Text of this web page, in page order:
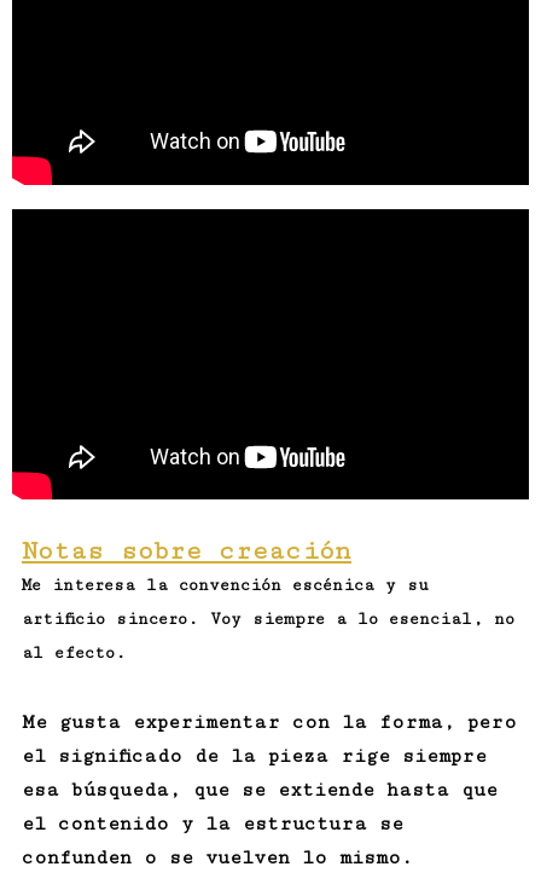
Notas sobre creación
Me interesa la convención escénica y su
artificio sincero. Voy siempre a lo esencial, no
al efecto.
Me gusta experimentar con la forma, pero
el significado de la pieza rige siempre
esa búsqueda, que se extiende hasta que
el contenido y la estructura se
confunden o se vuelven lo mismo.